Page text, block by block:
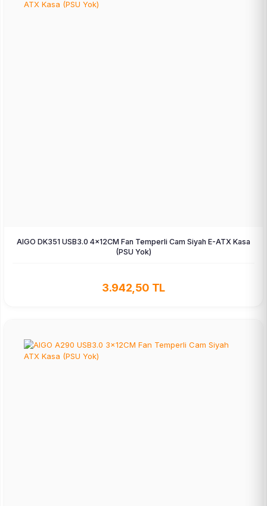
AIGO DK351 USB3.0 4×12CM Fan Temperli Cam Siyah E-ATX Kasa
(PSU Yok)
3.942,50 TL